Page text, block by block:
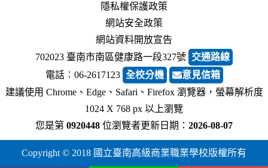
隱私權保護政策
網站安全政策
網站資料開放宣告
702023 臺南市南區健康路一段327號 交通路線
電話︰06-2617123 全校分機
意見信箱
建議使用 Chrome、Edge、Safari、Firefox 瀏覽器，螢幕解析度
1024 X 768 px 以上瀏覽
您是第 0920448 位瀏覽者更新日期： 2026-08-07
Copyright © 2018 國立臺南高級商業職業學校版權所有